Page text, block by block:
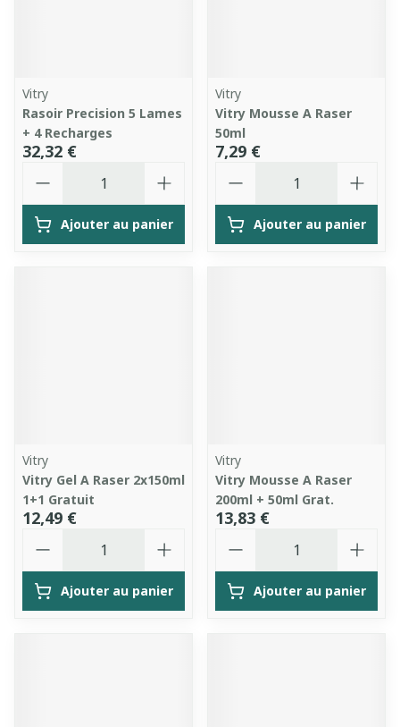
Vitry
Rasoir Precision 5 Lames
+ 4 Recharges
32,32 €
Ajouter au panier
Vitry
Vitry Mousse A Raser
50ml
7,29 €
Ajouter au panier
Vitry
Vitry Gel A Raser 2x150ml
1+1 Gratuit
12,49 €
Ajouter au panier
Vitry
Vitry Mousse A Raser
200ml + 50ml Grat.
13,83 €
Ajouter au panier